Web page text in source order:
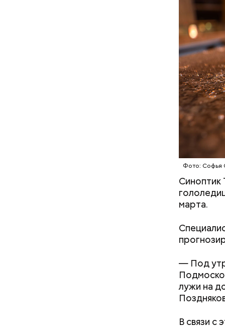
Фото: Софья
Синоптик
марта.
— Под
лужи на
В связи с
Внутри
Он
живым.